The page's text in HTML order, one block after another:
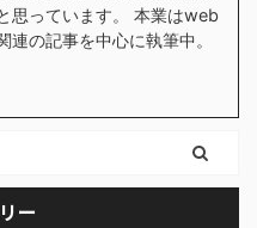
思っています。 本業はweb
連の記事を中心に執筆中。
ー